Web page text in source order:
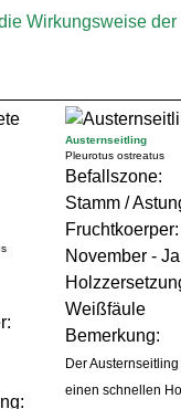
Wirkungsweise der
Austernseitling
Pleurotus ostreatus
Befallszone:
Stamm /
Fruchtkoerper:
November -
Weißfäule
Bemerkung:
Der
einen schnellen